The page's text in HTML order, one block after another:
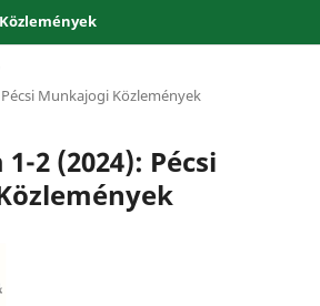
Munkajogi Közlemények
2 (2024): Pécsi